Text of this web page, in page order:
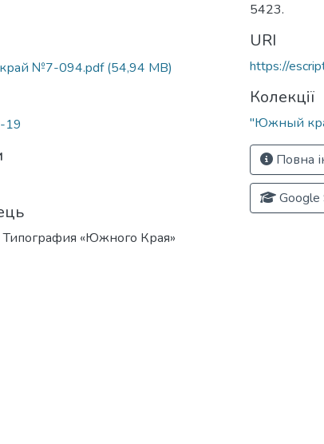
№7-094.pdf(54,94 MB)
19
Типография «Южного Края»
5423.
URI
https://
Колекції
"Южный
Повна
Google